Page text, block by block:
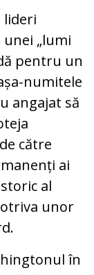
lideri
„lumi
pentru un
numitele
angajat să
către
ai
al
unor
în